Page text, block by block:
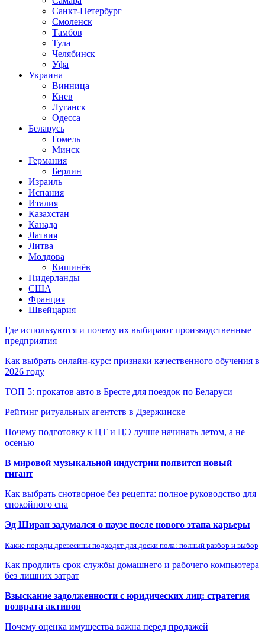
Санкт-Петербург
Смоленск
Тамбов
Тула
Челябинск
Уфа
Украина
Винница
Киев
Луганск
Одесса
Беларусь
Гомель
Минск
Германия
Берлин
Израиль
Испания
Италия
Казахстан
Канада
Латвия
Литва
Молдова
Кишинёв
Нидерланды
США
Франция
Швейцария
Где используются и почему их выбирают производственные
предприятия
Как выбрать онлайн-курс: признаки качественного обучения в
2026 году
ТОП 5: прокатов авто в Бресте для поездок по Беларуси
Рейтинг ритуальных агентств в Дзержинске
Почему подготовку к ЦТ и ЦЭ лучше начинать летом, а не
осенью
В мировой музыкальной индустрии появится новый
гигант
Как выбрать снотворное без рецепта: полное руководство для
спокойного сна
Эд Ширан задумался о паузе после нового этапа карьеры
Какие породы древесины подходят для доски пола: полный разбор и выбор
Как продлить срок службы домашнего и рабочего компьютера
без лишних затрат
Взыскание задолженности с юридических лиц: стратегия
возврата активов
Почему оценка имущества важна перед продажей